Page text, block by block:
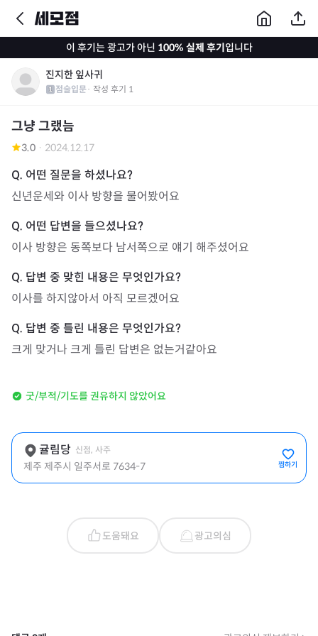
이 후기는 광고가 아닌 100% 실제 후기입니다
진지한 잎사귀
점술입문· 작성 후기 1
그냥 그랬늠
3.0 · 2024.12.17
신년운세와 이사 방향을 물어봤어요
이사 방향은 동쪽보다 남서쪽으로 얘기 해주셨어요
이사를 하지않아서 아직 모르겠어요
크게 맞거나 크게 틀린 답변은 없는거같아요
굿/부적/기도를 권유하지 않았어요
귤림당 신점, 사주
제주 제주시 일주서로 7634-7 찜하기
도움돼요 광고의심